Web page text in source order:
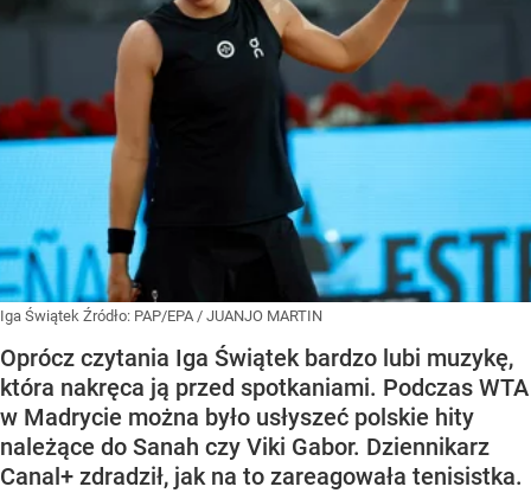
Iga Świątek Źródło: PAP/EPA / JUANJO MARTIN
Oprócz czytania Iga Świątek bardzo lubi muzykę,
która nakręca ją przed spotkaniami. Podczas WTA
w Madrycie można było usłyszeć polskie hity
należące do Sanah czy Viki Gabor. Dziennikarz
Canal+ zdradził, jak na to zareagowała tenisistka.